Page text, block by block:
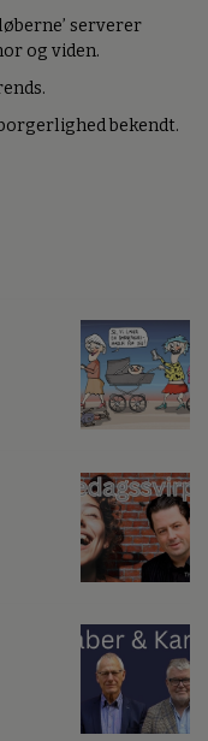
serverer
og viden.
bekendt.